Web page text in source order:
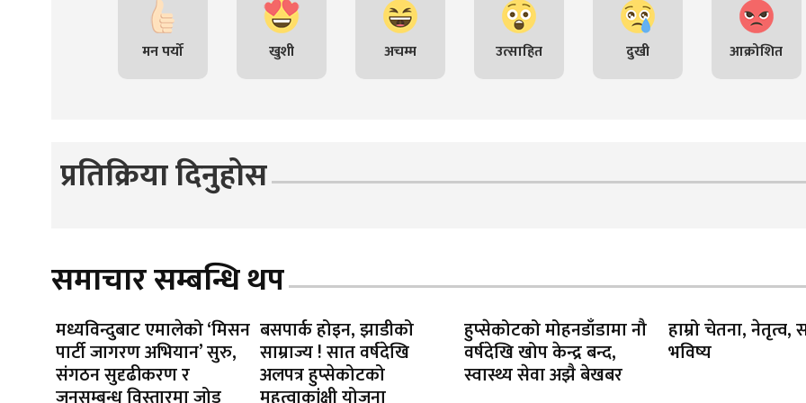
मन पर्यो खुशी अचम्म उत्साहित दुखी आक्रोशित
प्रतिक्रिया दिनुहोस
समाचार सम्बन्धि थप
मध्यविन्दुबाट एमालेको ‘मिसन
पार्टी जागरण अभियान’ सुरु,
संगठन सुदृढीकरण र
बसपार्क होइन, झाडीको
साम्राज्य ! सात वर्षदेखि
अलपत्र हुप्सेकोटको
हुप्सेकोटको मोहनडाँडामा नौ
वर्षदेखि खोप केन्द्र बन्द,
स्वास्थ्य सेवा अझै बेखबर
हाम्रो चेतना, नेतृत्व,
भविष्य